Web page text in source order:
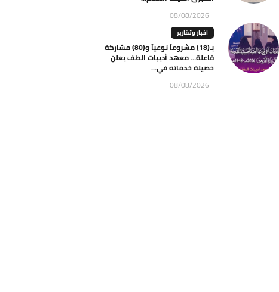
08/08/2026
اخبار وتقارير
بـ(18) مشروعاً نوعياً و(80) مشاركة
فاعلة… معهد أديبات الطف يعلن
حصيلة خدماته في...
08/08/2026